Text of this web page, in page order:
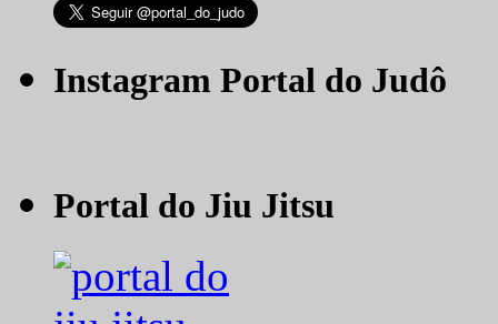
Instagram Portal do Judô
Portal do Jiu Jitsu